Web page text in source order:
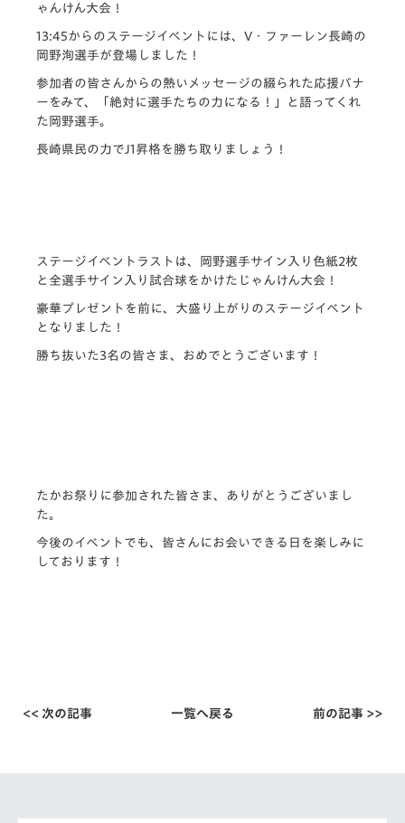
ゃんけん大会！
13:45からのステージイベントには、V・ファーレン長崎の
岡野洵選手が登場しました！
参加者の皆さんからの熱いメッセージの綴られた応援バナ
ーをみて、「絶対に選手たちの力になる！」と語ってくれ
た岡野選手。
長崎県民の力でJ1昇格を勝ち取りましょう！
ステージイベントラストは、岡野選手サイン入り色紙2枚
と全選手サイン入り試合球をかけたじゃんけん大会！
豪華プレゼントを前に、大盛り上がりのステージイベント
となりました！
勝ち抜いた3名の皆さま、おめでとうございます！
たかお祭りに参加された皆さま、ありがとうございまし
た。
今後のイベントでも、皆さんにお会いできる日を楽しみに
しております！
<< 次の記事 一覧へ戻る 前の記事 >>